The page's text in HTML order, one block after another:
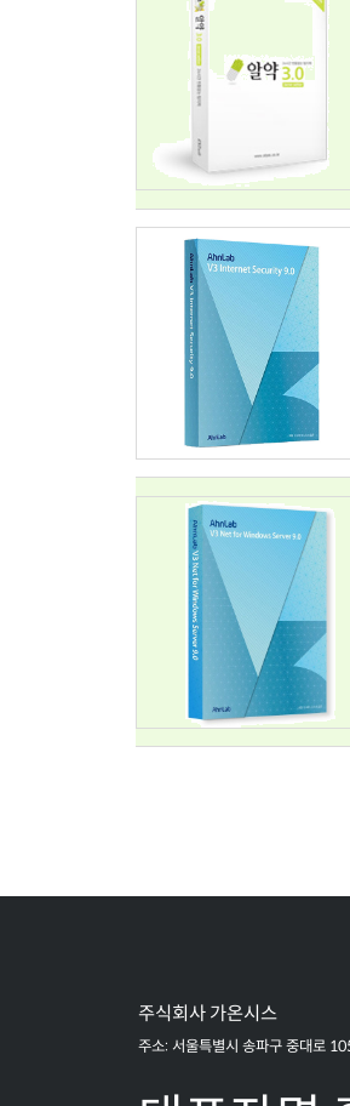
주식회사 가온시스
주소: 서울특별시 송파구 중대로